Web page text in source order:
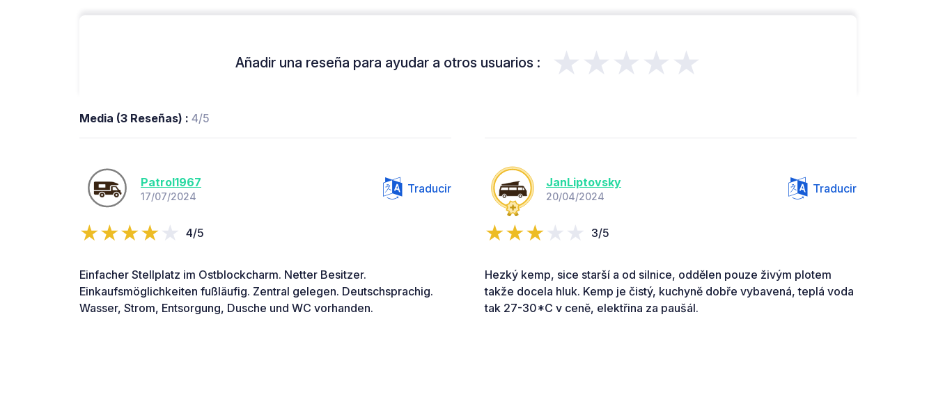
Añadir una reseña para ayudar a otros usuarios : ★★★★★
Media (3 Reseñas) : 4/5
Patrol1967
17/07/2024
Traducir
4/5
Einfacher Stellplatz im Ostblockcharm. Netter Besitzer.
Einkaufsmöglichkeiten fußläufig. Zentral gelegen. Deutschsprachig.
Wasser, Strom, Entsorgung, Dusche und WC vorhanden.
JanLiptovsky
20/04/2024
Traducir
3/5
Hezký kemp, sice starší a od silnice, oddělen pouze živým plotem
takže docela hluk. Kemp je čistý, kuchyně dobře vybavená, teplá voda
tak 27-30*C v ceně, elektřina za paušál.